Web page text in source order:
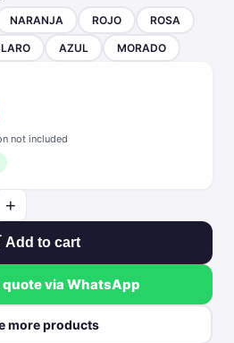
NARANJA ROJO ROSA
AZUL MORADO
not included
+
Add to cart
quote via WhatsApp
more products